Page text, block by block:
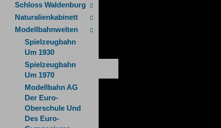
Schloss Waldenburg
Naturalienkabinett
Modellbahnwelten
Spielzeugbahn
Um 1930
Spielzeugbahn
Um 1970
Modellbahn AG
Der Euro-
Oberschule Und
Des Euro-